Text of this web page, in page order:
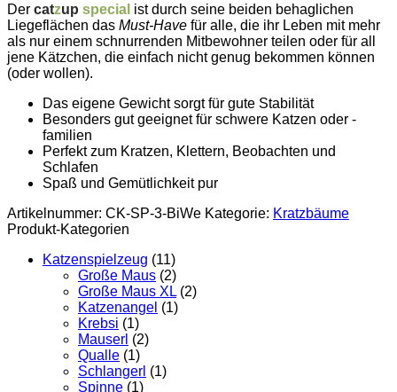
Der catzup special ist durch seine beiden behaglichen
Liegeflächen das Must-Have für alle, die ihr Leben mit mehr
als nur einem schnurrenden Mitbewohner teilen oder für all
jene Kätzchen, die einfach nicht genug bekommen können
(oder wollen).
Das eigene Gewicht sorgt für gute Stabilität
Besonders gut geeignet für schwere Katzen oder -
familien
Perfekt zum Kratzen, Klettern, Beobachten und
Schlafen
Spaß und Gemütlichkeit pur
Artikelnummer: CK-SP-3-BiWe Kategorie: Kratzbäume
Produkt-Kategorien
Katzenspielzeug (11)
Große Maus (2)
Große Maus XL (2)
Katzenangel (1)
Krebsi (1)
Mauserl (2)
Qualle (1)
Schlangerl (1)
Spinne (1)